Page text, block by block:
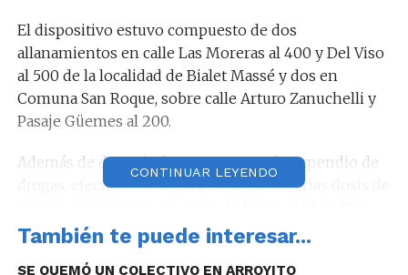
El dispositivo estuvo compuesto de dos
allanamientos en calle Las Moreras al 400 y Del Viso
al 500 de la localidad de Bialet Massé y dos en
Comuna San Roque, sobre calle Arturo Zanuchelli y
Pasaje Güemes al 200.
Además de desarticular tres puntos de expendio de
drogas, efectivos de la FPA, incautaron varias dosis de
dinero en efectivo ($37.000) entre otros elementos
relacionados al fraccionamiento y comercialización
CONTINUAR LEYENDO
También te puede interesar...
SE QUEMÓ UN COLECTIVO EN ARROYITO